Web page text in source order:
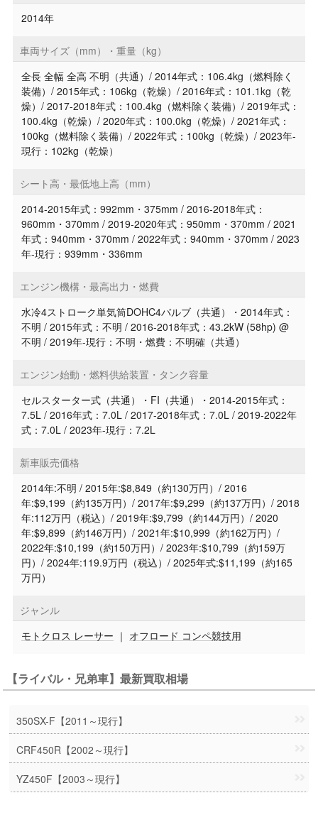
2014年
車両サイズ（mm）・重量（kg）
全長 全幅 全高 不明（共通）/ 2014年式：106.4kg（燃料除く
装備）/ 2015年式：106kg（乾燥）/ 2016年式：101.1kg（乾
燥）/ 2017-2018年式：100.4kg（燃料除く装備）/ 2019年式：
100.4kg（乾燥）/ 2020年式：100.0kg（乾燥）/ 2021年式：
100kg（燃料除く装備）/ 2022年式：100kg（乾燥）/ 2023年-
現行：102kg（乾燥）
シート高・最低地上高（mm）
2014-2015年式：992mm・375mm / 2016-2018年式：
960mm・370mm / 2019-2020年式：950mm・370mm / 2021
年式：940mm・370mm / 2022年式：940mm・370mm / 2023
年-現行：939mm・336mm
エンジン機構・最高出力・燃費
水冷4ストローク単気筒DOHC4バルブ（共通）・2014年式：
不明 / 2015年式：不明 / 2016-2018年式：43.2kW (58hp) @
不明 / 2019年-現行：不明・燃費：不明確（共通）
エンジン始動・燃料供給装置・タンク容量
セルスターター式（共通）・FI（共通）・2014-2015年式：
7.5L / 2016年式：7.0L / 2017-2018年式：7.0L / 2019-2022年
式：7.0L / 2023年-現行：7.2L
新車販売価格
2014年:不明 / 2015年:$8,849（約130万円）/ 2016
年:$9,199（約135万円）/ 2017年:$9,299（約137万円）/ 2018
年:112万円（税込）/ 2019年:$9,799（約144万円）/ 2020
年:$9,899（約146万円）/ 2021年:$10,999（約162万円）/
2022年:$10,199（約150万円）/ 2023年:$10,799（約159万
円）/ 2024年:119.9万円（税込）/ 2025年式:$11,199（約165
万円）
ジャンル
モトクロス レーサー ｜ オフロード コンペ競技用
【ライバル・兄弟車】最新買取相場
350SX-F【2011～現行】
CRF450R【2002～現行】
YZ450F【2003～現行】